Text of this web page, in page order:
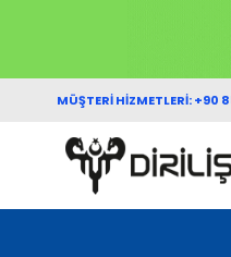
MÜŞTERİ HİZMETLERİ: